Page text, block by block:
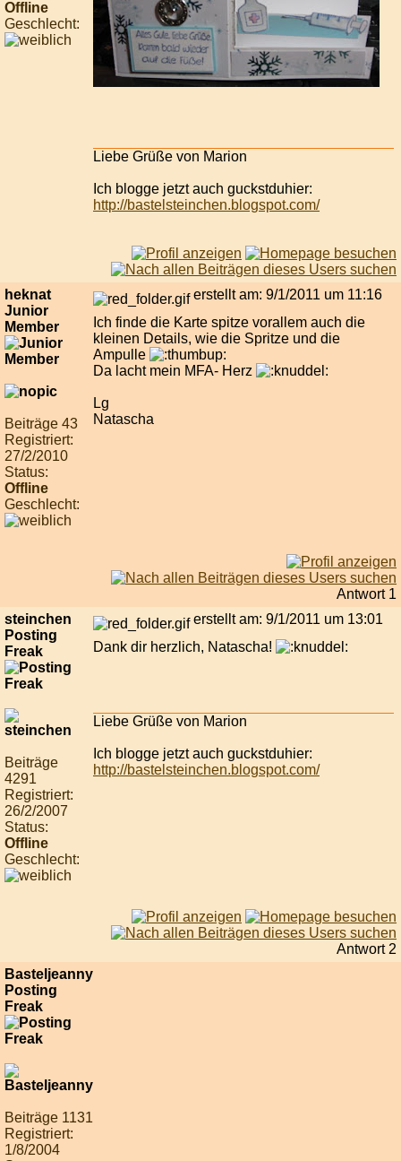
Offline
Geschlecht:
Liebe Grüße von Marion
Ich blogge jetzt auch guckstduhier:
http://bastelsteinchen.blogspot.com/
heknat
Junior
Member
Beiträge 43
Registriert:
27/2/2010
Status:
Offline
Geschlecht:
erstellt am: 9/1/2011 um 11:16
Ich finde die Karte spitze vorallem auch die
kleinen Details, wie die Spritze und die
Ampulle
Da lacht mein MFA- Herz
Lg
Natascha
Antwort 1
steinchen
Posting
Freak
Beiträge
4291
Registriert:
26/2/2007
Status:
Offline
Geschlecht:
erstellt am: 9/1/2011 um 13:01
Dank dir herzlich, Natascha!
Liebe Grüße von Marion
Ich blogge jetzt auch guckstduhier:
http://bastelsteinchen.blogspot.com/
Antwort 2
Basteljeanny
Posting
Freak
Beiträge 1131
Registriert:
1/8/2004